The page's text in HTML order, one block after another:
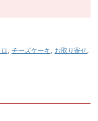
, チーズケーキ, お取り寄せ,